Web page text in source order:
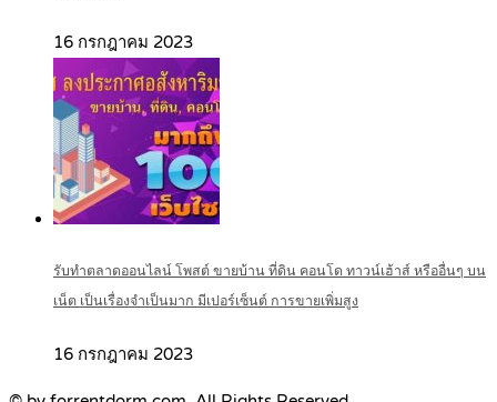
16 กรกฎาคม 2023
รับทำตลาดออนไลน์ โพสต์ ขายบ้าน ที่ดิน คอนโด ทาวน์เฮ้าส์ หรืออื่นๆ บน
เน็ต เป็นเรื่องจำเป็นมาก มีเปอร์เซ็นต์ การขายเพิ่มสูง
16 กรกฎาคม 2023